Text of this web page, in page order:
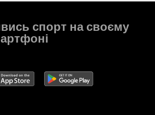
спорт на своєму